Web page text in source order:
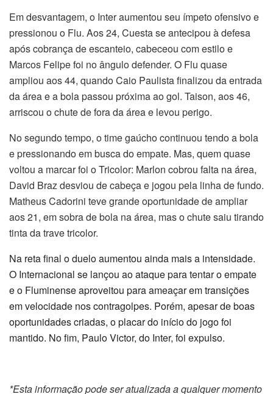
Em desvantagem, o Inter aumentou seu ímpeto ofensivo e
pressionou o Flu. Aos 24, Cuesta se antecipou à defesa
após cobrança de escanteio, cabeceou com estilo e
Marcos Felipe foi no ângulo defender. O Flu quase
ampliou aos 44, quando Caio Paulista finalizou da entrada
da área e a bola passou próxima ao gol. Taison, aos 46,
arriscou o chute de fora da área e levou perigo.
No segundo tempo, o time gaúcho continuou tendo a bola
e pressionando em busca do empate. Mas, quem quase
voltou a marcar foi o Tricolor: Marlon cobrou falta na área,
David Braz desviou de cabeça e jogou pela linha de fundo.
Matheus Cadorini teve grande oportunidade de ampliar
aos 21, em sobra de bola na área, mas o chute saiu tirando
tinta da trave tricolor.
Na reta final o duelo aumentou ainda mais a intensidade.
O Internacional se lançou ao ataque para tentar o empate
e o Fluminense aproveitou para ameaçar em transições
em velocidade nos contragolpes. Porém, apesar de boas
oportunidades criadas, o placar do início do jogo foi
mantido. No fim, Paulo Victor, do Inter, foi expulso.
*Esta informação pode ser atualizada a qualquer momento